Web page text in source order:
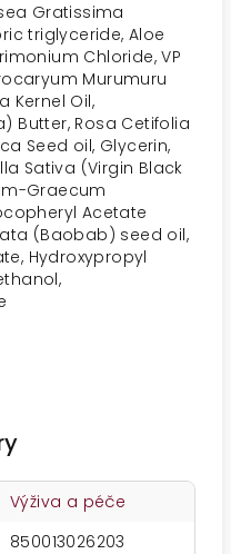
Gratissima
triglyceride, Aloe
Chloride, VP
Murumuru
Kernel Oil,
Butter, Rosa Cetifolia
Seed oil, Glycerin,
Sativa (Virgin Black
Graecum
Acetate
(Baobab) seed oil,
Hydroxypropyl
Výživa a péče
850013026203